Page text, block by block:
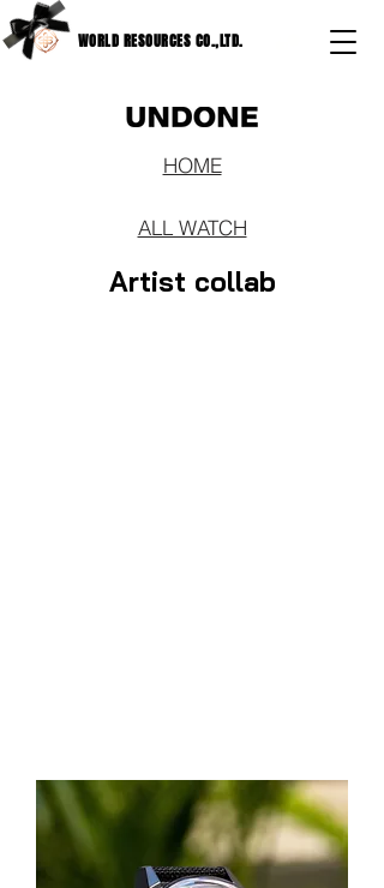
WORLD RESOURCES CO.,LTD.
HOME
ALL WATCH
Artist collab